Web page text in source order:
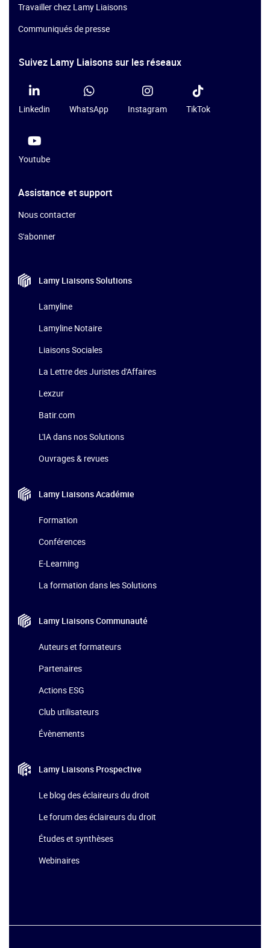
Travailler chez Lamy Liaisons
Communiqués de presse
Suivez Lamy Liaisons sur les réseaux
Linkedin WhatsApp Instagram TikTok
Youtube
Assistance et support
Nous contacter
S'abonner
Lamy LiaisonsSolutions
Lamyline
Lamyline Notaire
Liaisons Sociales
La Lettre des Juristes d'Affaires
Lexzur
Batir.com
L'IA dans nos Solutions
Ouvrages & revues
Lamy LiaisonsAcadémie
Formation
Conférences
E-Learning
La formation dans les Solutions
Lamy LiaisonsCommunauté
Auteurs et formateurs
Partenaires
Actions ESG
Club utilisateurs
Évènements
Lamy Liaisons Prospective
Le blog des éclaireurs du droit
Le forum des éclaireurs du droit
Études et synthèses
Webinaires